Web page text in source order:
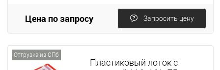
Цена по запросу Запросить цену
Отгрузка из СПб
Пластиковый лоток с